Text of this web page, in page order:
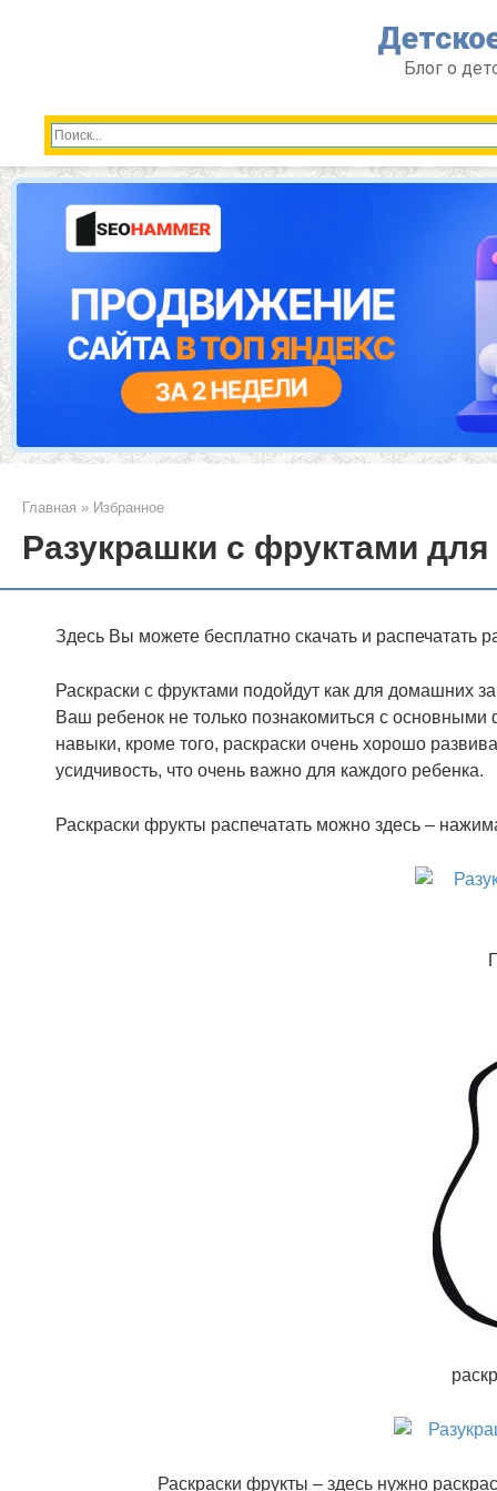
Блог о
Главная » Избранное
Разукрашки с фруктами для
Здесь Вы можете бесплатно скачать и распечатать
Раскраски с фруктами подойдут как для домашних
Ваш ребенок не только познакомиться с основными
навыки, кроме того, раскраски очень хорошо
усидчивость, что очень важно для каждого ребенка.
Раскраски фрукты распечатать можно здесь –
Раскраски фрукты – здесь нужно